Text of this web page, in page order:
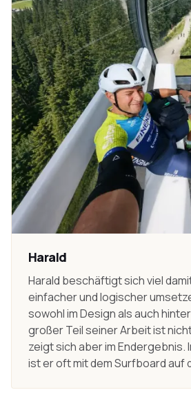
Harald
Harald beschäftigt sich viel
einfacher und logischer
sowohl im Design als auch
großer Teil seiner Arbeit ist
zeigt sich aber im Endergebnis.
ist er oft mit dem Surfboard auf